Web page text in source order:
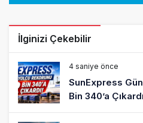
İlginizi Çekebilir
4 saniye önce
SunExpress
Bin 340’a Çıkardı